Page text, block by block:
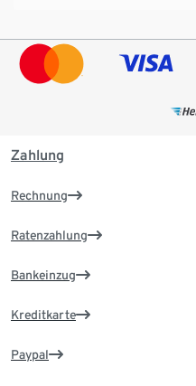
Zahlung
Rechnung
Ratenzahlung
Bankeinzug
Kreditkarte
Paypal